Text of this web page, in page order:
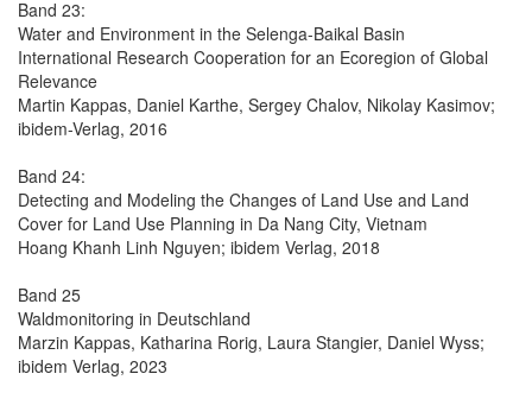
Band 23:
Water and Environment in the Selenga-Baikal Basin
International Research Cooperation for an Ecoregion of Global
Relevance
Martin Kappas, Daniel Karthe, Sergey Chalov, Nikolay Kasimov;
ibidem-Verlag, 2016
Band 24:
Detecting and Modeling the Changes of Land Use and Land
Cover for Land Use Planning in Da Nang City, Vietnam
Hoang Khanh Linh Nguyen; ibidem Verlag, 2018
Band 25
Waldmonitoring in Deutschland
Marzin Kappas, Katharina Rorig, Laura Stangier, Daniel Wyss;
ibidem Verlag, 2023